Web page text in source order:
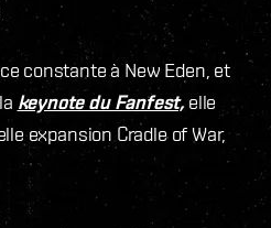
constante à New Eden, et
keynote du Fanfest,elle
expansion Cradle of War,